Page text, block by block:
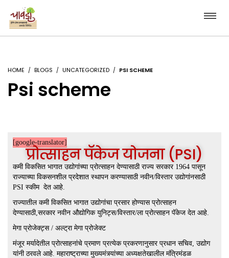
HOME BLOGS UNCATEGORIZED PSI SCHEME
Psi scheme
[google-translator]
प्रोत्साहन पॅकेज योजना (PSI)
कमी विकसित भागात उद्योगांच्या प्रोत्साहन देण्यासाठी राज्य सरकार 1964 पासून
राज्याच्या विकसनशील प्रदेशात स्थापन करण्यासाठी नवीन/विस्तार उद्योगांनसाठी
PSI स्कीम देत आहे.
राज्यातील कमी विकसित भागात उद्योगांचा प्रसार होण्यास प्रोत्साहन
देण्यासाठी,सरकार नवीन औद्योगिक युनिट्स/विस्तार/ला प्रोत्साहन पॅकेज देत आहे.
मेगा प्रोजेक्ट्स / अल्ट्रा मेगा प्रोजेक्ट
मंजूर मर्यादेतील प्रोत्साहनांचे प्रमाण प्रत्येक प्रकरणानुसार प्रधान सचिव, उद्योग
यांनी ठरवले आहे. महाराष्ट्राच्या मुख्यमंत्र्यांच्या अध्यक्षतेखालील मंत्रिमंडळ